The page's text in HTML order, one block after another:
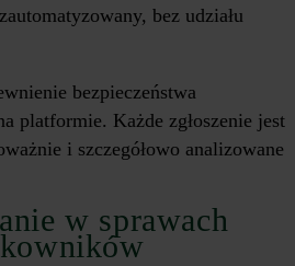
bez udziału
bezpieczeństwa
platformie. Każde zgłoszenie jest
i szczegółowo analizowane
w sprawach